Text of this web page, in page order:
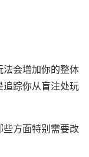
法会增加你的整体
追踪你从盲注处玩
些方面特别需要改